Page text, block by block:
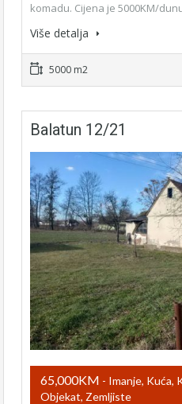
komadu. Cijena je 5000KM/
Više detalja
5000 m2
Balatun 12/21
65,000KM - Imanje, Kuća,
Objekat, Zemljiste